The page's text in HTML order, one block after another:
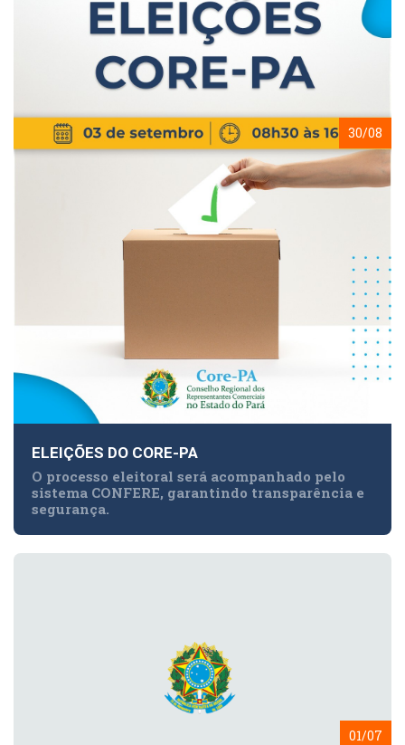
30/08
ELEIÇÕES DO CORE-PA
O processo eleitoral será acompanhado pelo
sistema CONFERE, garantindo transparência e
segurança.
01/07